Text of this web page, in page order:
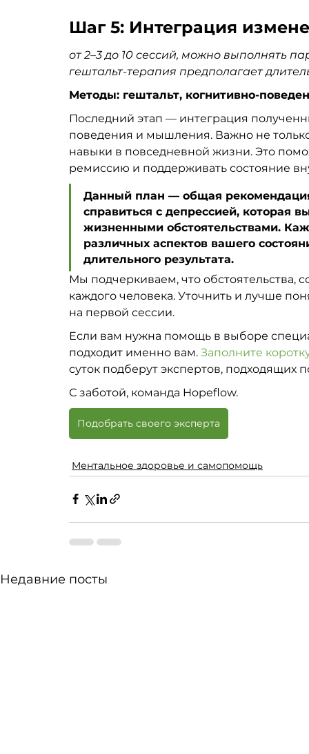
Шаг 5: Интеграция
от 2–3 до 10 сессий, можно выполнять
гештальт-терапия предполагает
Методы: гештальт, когнитивно-
Последний этап — интеграция
поведения и мышления. Важно не
навыки в повседневной жизни. Это
ремиссию и поддерживать состояние
Данный план — общая
справиться с депрессией, которая
жизненными обстоятельствами.
различных аспектов вашего
длительного результата.
Мы подчеркиваем, что обстоятельства,
каждого человека. Уточнить и лучше
на первой сессии.
Если вам нужна помощь в выборе
подходит именно вам. Заполните
суток подберут экспертов, подходящих
С заботой, команда Hopeflow.
Подобрать своего эксперта
Ментальное здоровье и самопомощь
Недавние посты